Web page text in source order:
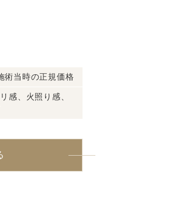
当時の正規価格
感、火照り感、